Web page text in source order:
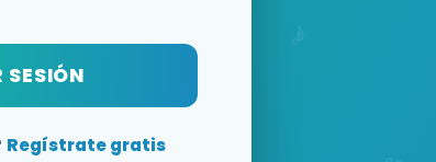
Regístrate gratis